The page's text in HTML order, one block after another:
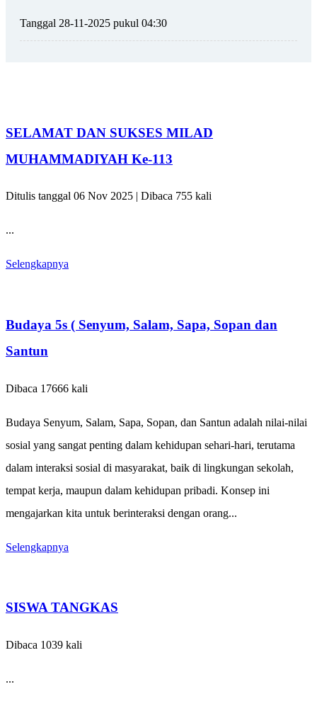
Tanggal 28-11-2025 pukul 04:30
SELAMAT DAN SUKSES MILAD
MUHAMMADIYAH Ke-113
Ditulis tanggal 06 Nov 2025 | Dibaca 755 kali
...
Selengkapnya
Budaya 5s ( Senyum, Salam, Sapa, Sopan dan
Santun
Dibaca 17666 kali
Budaya Senyum, Salam, Sapa, Sopan, dan Santun adalah nilai-nilai
sosial yang sangat penting dalam kehidupan sehari-hari, terutama
dalam interaksi sosial di masyarakat, baik di lingkungan sekolah,
tempat kerja, maupun dalam kehidupan pribadi. Konsep ini
mengajarkan kita untuk berinteraksi dengan orang...
Selengkapnya
SISWA TANGKAS
Dibaca 1039 kali
...